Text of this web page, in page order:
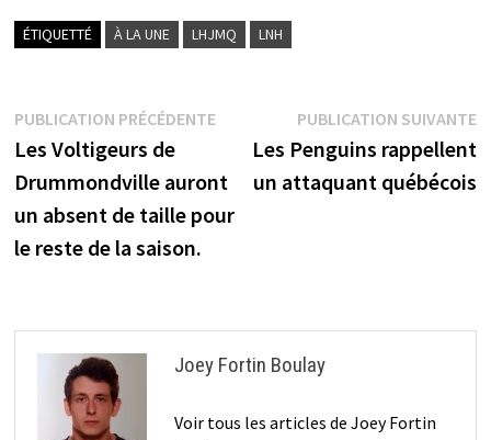
ÉTIQUETTÉ À LA UNE LHJMQ LNH
Navigation
de
l’article
PUBLICATION PRÉCÉDENTEPublication
précédente :
Les Voltigeurs de
Drummondville auront
un absent de taille pour
le reste de la saison.
PUBLICATION SUIVANTE
Les Penguins rappellent
un attaquant québécois
Joey Fortin Boulay
Voir tous les articles de Joey Fortin